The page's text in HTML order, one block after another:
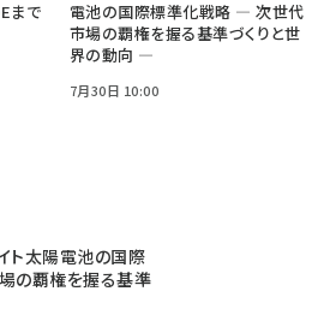
まで
電池の国際標準化戦略 ― 次世代
市場の覇権を握る基準づくりと世
界の動向 ―
7月30日 10:00
ト太陽電池の国際
の覇権を握る基準